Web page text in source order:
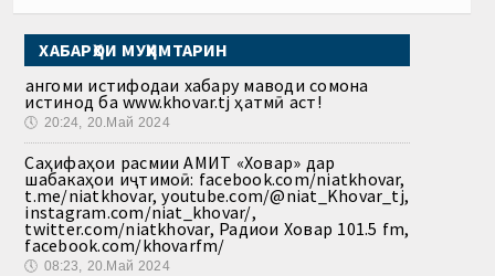
ХАБАРҲОИ МУҲИМТАРИН
Ҳангоми истифодаи хабару маводи сомона
истинод ба www.khovar.tj ҳатмӣ аст!
🕔 20:24, 20.Май 2024
Саҳифаҳои расмии АМИТ «Ховар» дар
шабакаҳои иҷтимоӣ: facebook.com/niatkhovar,
t.me/niatkhovar, youtube.com/@niat_Khovar_tj,
instagram.com/niat_khovar/,
twitter.com/niatkhovar, Радиои Ховар 101.5 fm,
facebook.com/khovarfm/
🕔 08:23, 20.Май 2024